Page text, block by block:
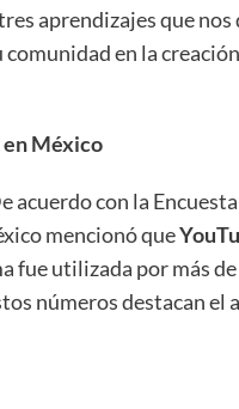
aprendizajes que
comunidad en la
en México
acuerdo con la
mencionó que
fue utilizada por más
números destacan el